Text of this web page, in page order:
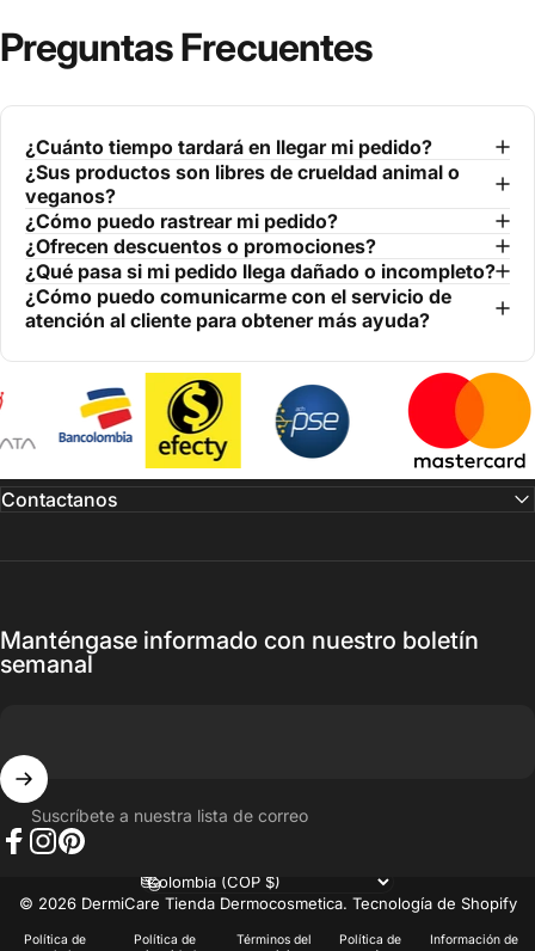
Preguntas Frecuentes
¿Cuánto tiempo tardará en llegar mi pedido?
¿Sus productos son libres de crueldad animal o
veganos?
¿Cómo puedo rastrear mi pedido?
¿Ofrecen descuentos o promociones?
¿Qué pasa si mi pedido llega dañado o incompleto?
¿Cómo puedo comunicarme con el servicio de
atención al cliente para obtener más ayuda?
Contactanos
Manténgase informado con nuestro boletín
semanal
Suscríbete a nuestra lista de correo
© 2026 DermiCare Tienda Dermocosmetica. Tecnología de Shopify
Política de
Política de
Términos del
Política de
Información de
País/región